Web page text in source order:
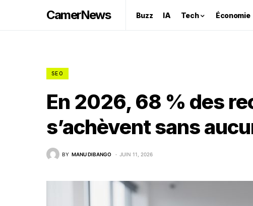
CamerNews Buzz IA Tech Économie
SEO
En 2026, 68 % des
s’achèvent sans
BY MANU DIBANGO JUIN 11, 2026